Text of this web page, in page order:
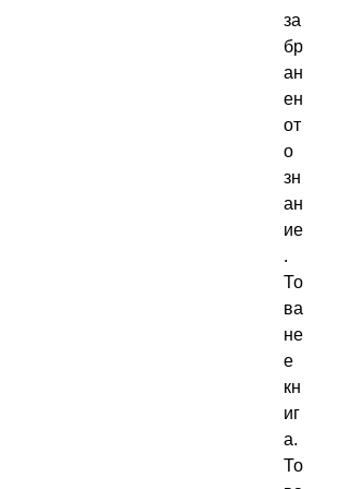
за
бр
ан
ен
от
о
зн
ан
ие
.
То
ва
не
е
кн
иг
а.
То